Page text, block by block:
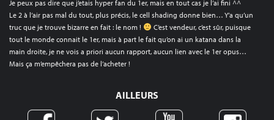
Je peux pas dire que j’etais hyper fan du 1er, mais en tout cas je l’ai fini ^^
Le 2 à l’air pas mal du tout, plus précis, le cell shading donne bien… Y’a qu’un
truc que je trouve bizarre en fait : le nom !
C’est vendeur, c’est sûr, puisque
tout le monde connait le 1er, mais à part le fait qu’on ai un katana dans la
main droite, je ne vois a priori aucun rapport, aucun lien avec le 1er opus…
Mais ça m’empêchera pas de l’acheter !
AILLEURS